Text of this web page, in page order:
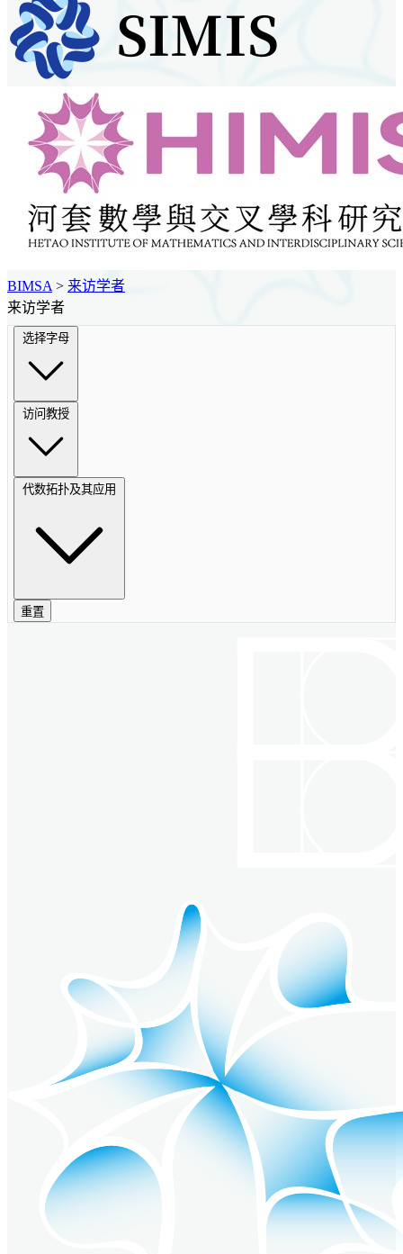
BIMSA > 来访学者
来访学者
选择字母
访问教授
代数拓扑及其应用
重置